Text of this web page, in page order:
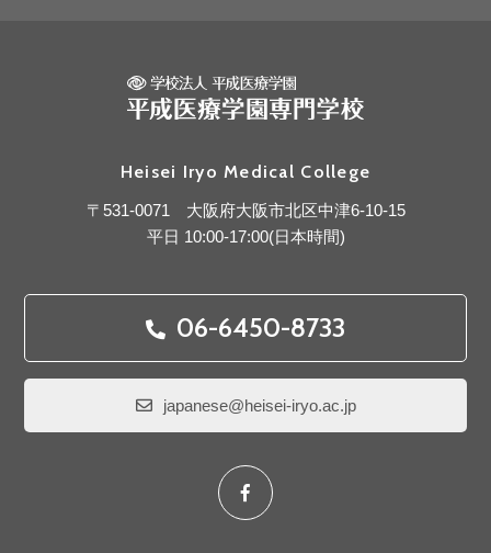
Heisei Iryo Medical College
〒531-0071 大阪府大阪市北区中津6-10-15
平日 10:00-17:00(日本時間)
06-6450-8733
japanese@heisei-iryo.ac.jp